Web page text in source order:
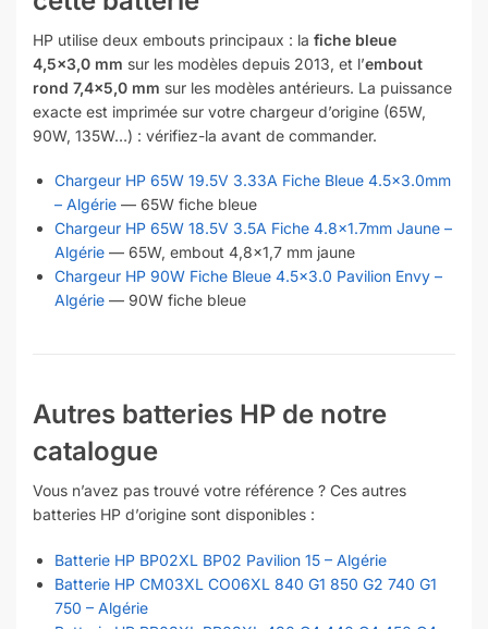
HP utilise deux embouts principaux : la fiche bleue
4,5×3,0 mm sur les modèles depuis 2013, et l’embout
rond 7,4×5,0 mm sur les modèles antérieurs. La puissance
exacte est imprimée sur votre chargeur d’origine (65W,
90W, 135W…) : vérifiez-la avant de commander.
Chargeur HP 65W 19.5V 3.33A Fiche Bleue 4.5×3.0mm
– Algérie — 65W fiche bleue
Chargeur HP 65W 18.5V 3.5A Fiche 4.8×1.7mm Jaune –
Algérie — 65W, embout 4,8×1,7 mm jaune
Chargeur HP 90W Fiche Bleue 4.5×3.0 Pavilion Envy –
Algérie — 90W fiche bleue
Autres batteries HP de notre
catalogue
Vous n’avez pas trouvé votre référence ? Ces autres
batteries HP d’origine sont disponibles :
Batterie HP BP02XL BP02 Pavilion 15 – Algérie
Batterie HP CM03XL CO06XL 840 G1 850 G2 740 G1
750 – Algérie